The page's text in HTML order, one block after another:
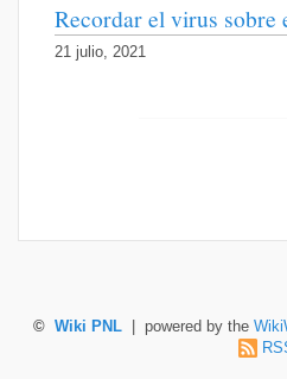
Recordar el virus sobre
21 julio, 2021
© Wiki PNL | powered by the